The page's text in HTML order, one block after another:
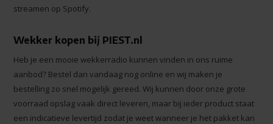
streamen op Spotify.
Wekker kopen bij PIEST.nl
Heb je een mooie wekkerradio kunnen vinden in ons ruime
aanbod? Bestel dan vandaag nog online en wij maken je
bestelling zo snel mogelijk gereed. Wij kunnen door onze grote
voorraad opslag vaak direct leveren, maar bij ieder product staat
een indicatieve levertijd zodat je weet wanneer je het pakket kan